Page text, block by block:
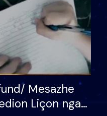
Mesazhe
Liçon nga